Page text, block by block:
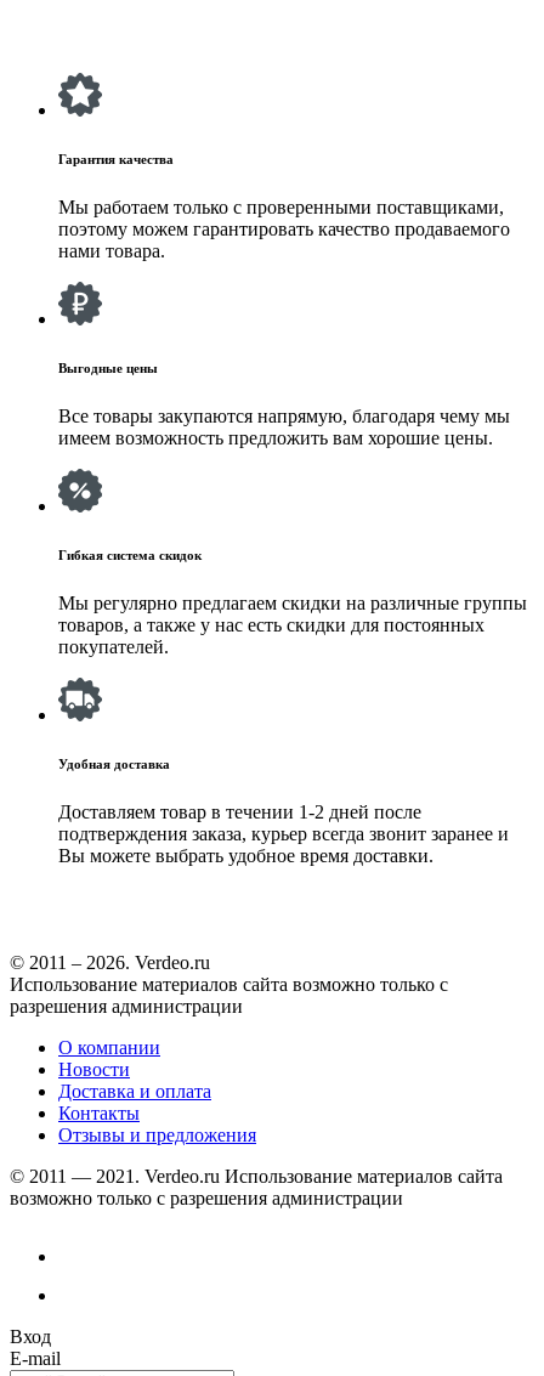
Гарантия качества
Мы работаем только с проверенными поставщиками,
поэтому можем гарантировать качество продаваемого
нами товара.
Выгодные цены
Все товары закупаются напрямую, благодаря чему мы
имеем возможность предложить вам хорошие цены.
Гибкая система скидок
Мы регулярно предлагаем скидки на различные группы
товаров, а также у нас есть скидки для постоянных
покупателей.
Удобная доставка
Доставляем товар в течении 1-2 дней после
подтверждения заказа, курьер всегда звонит заранее и
Вы можете выбрать удобное время доставки.
© 2011 – 2026. Verdeo.ru
Использование материалов сайта возможно только с
разрешения администрации
О компании
Новости
Доставка и оплата
Контакты
Отзывы и предложения
© 2011 — 2021. Verdeo.ru Использование материалов сайта
возможно только с разрешения администрации
Вход
E-mail